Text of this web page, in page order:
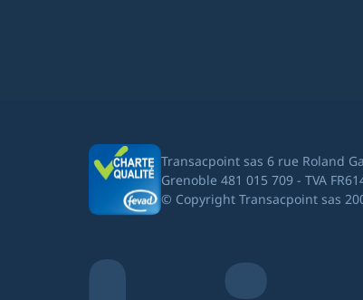
Transacpoint sas 6 rue Roland
Grenoble 481 015 709 - TVA
© Copyright Transacpoint sas